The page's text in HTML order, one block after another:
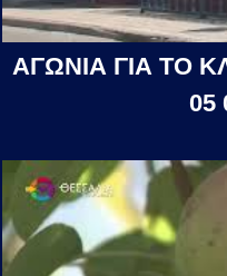
ΑΓΩΝΙΑ ΓΙΑ ΤΟ
05